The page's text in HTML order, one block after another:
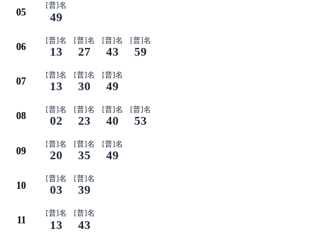
05
[普]名
49
06
[普]名
13
[普]名
27
[普]名
43
[普]名
59
07
[普]名
13
[普]名
30
[普]名
49
08
[普]名
02
[普]名
23
[普]名
40
[普]名
53
09
[普]名
20
[普]名
35
[普]名
49
10
[普]名
03
[普]名
39
11
[普]名
13
[普]名
43